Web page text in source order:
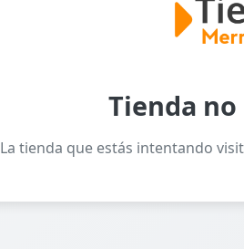
Tienda
La tienda que estás intentando